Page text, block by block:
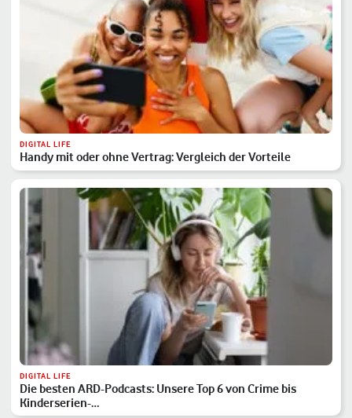
DIGITAL LIFE
Handy mit oder ohne Vertrag: Vergleich der Vorteile
DIGITAL LIFE
Die besten ARD-Podcasts: Unsere Top 6 von Crime bis
Kinderserien-…